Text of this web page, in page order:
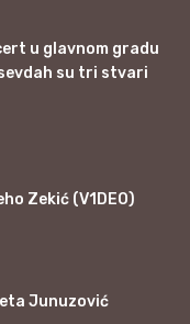
u glavnom gradu
su tri stvari
Zekić (V1DEO)
Junuzović